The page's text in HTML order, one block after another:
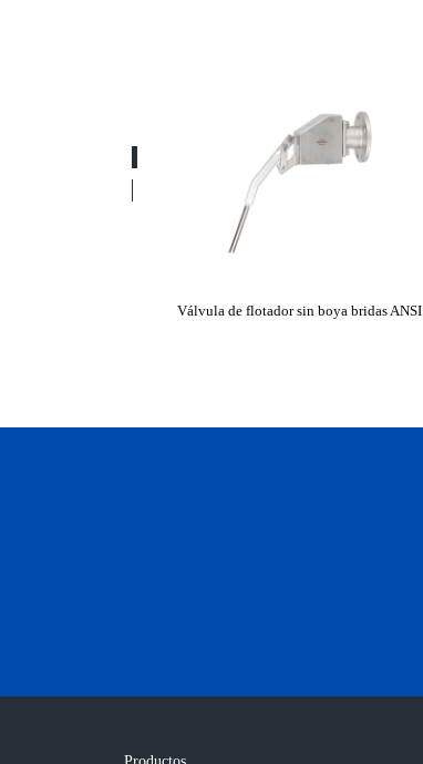
Válvula de flotador sin boya bridas ANSI